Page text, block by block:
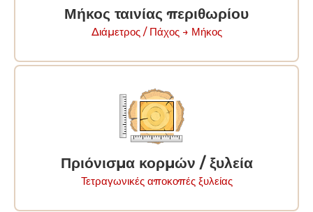
Μήκος ταινίας περιθωρίου
Διάμετρος / Πάχος → Μήκος
Πριόνισμα κορμών / ξυλεία
Τετραγωνικές αποκοπές ξυλείας